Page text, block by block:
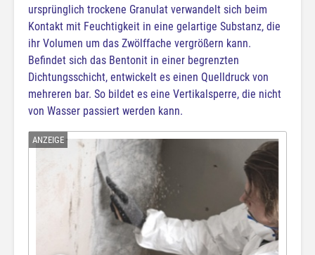
ursprünglich trockene Granulat verwandelt sich beim
Kontakt mit Feuchtigkeit in eine gelartige Substanz, die
ihr Volumen um das Zwölffache vergrößern kann.
Befindet sich das Bentonit in einer begrenzten
Dichtungsschicht, entwickelt es einen Quelldruck von
mehreren bar. So bildet es eine Vertikalsperre, die nicht
von Wasser passiert werden kann.